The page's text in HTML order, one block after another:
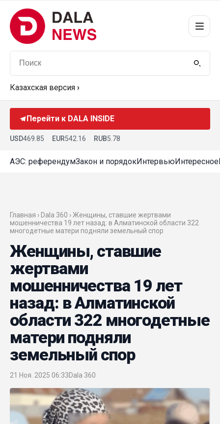
Казахская версия ›
Перейти к DALA INSIDE
USD469.85 EUR542.16 RUB5.78
АЭС: референдумЗакон и порядокИнтервьюИнтересное
Главная › Dala 360 › Женщины, ставшие жертвами
мошенничества 19 лет назад: в Алматинской области 322
многодетные матери подняли земельный спор
Женщины, ставшие
жертвами
мошенничества 19 лет
назад: в Алматинской
области 322 многодетные
матери подняли
земельный спор
21 Ноя. 2025 06:33Dala 360